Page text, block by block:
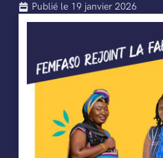
Publié le 19 janvier 2026